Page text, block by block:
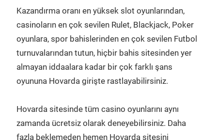
Kazandırma oranı en yüksek slot oyunlarından,
casinoların en çok sevilen Rulet, Blackjack, Poker
oyunlara, spor bahislerinden en çok sevilen Futbol
turnuvalarından tutun, hiçbir bahis sitesinden yer
almayan iddaalara kadar bir çok farklı şans
oyununa Hovarda girişte rastlayabilirsiniz.
Hovarda sitesinde tüm casino oyunlarını aynı
zamanda ücretsiz olarak deneyebilirsiniz. Daha
fazla beklemeden hemen Hovarda sitesini